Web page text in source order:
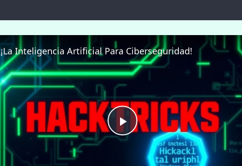
P
¡La Inteligencia Artificial Para Ciberseguridad!